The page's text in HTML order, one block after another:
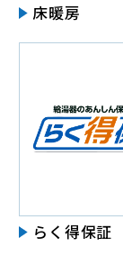
床暖房
らく得保証